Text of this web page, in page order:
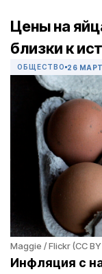
Цены на
близки к
ОБЩЕСТВО 26
Maggie / Flickr (CC BY
Инфляция с